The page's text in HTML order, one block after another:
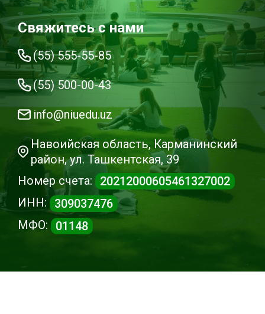
Свяжитесь с нами
(55) 555-55-85
(55) 500-00-43
info@niuedu.uz
Навоийская область, Карманинский
район, ул. Ташкентская, 39
Номер счета:
20212000605461327002
ИНН:
309037476
МФО:
01148